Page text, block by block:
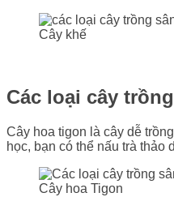
Cây khế
Các loại cây
Cây hoa tigon là cây dễ
học, bạn có thể nấu trà
Cây hoa Tigon